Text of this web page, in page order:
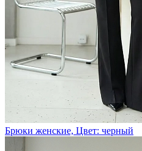
Брюки женские, Цвет: черный